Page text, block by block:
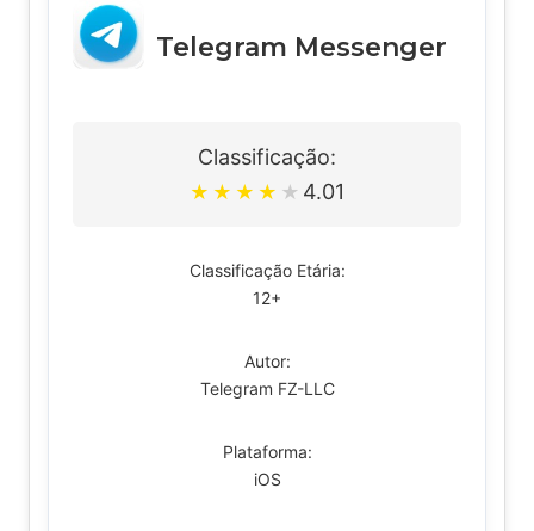
Telegram Messenger
Classificação:
★ ★ ★ ★ ★ 4.01
Classificação Etária:
12+
Autor:
Telegram FZ-LLC
Plataforma:
iOS